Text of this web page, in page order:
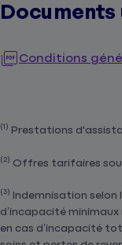
Conditions
(1) Prestations
(2) Offres tarifaires
(3)
Indemnisation
d’incapacité
en cas d’incapacité